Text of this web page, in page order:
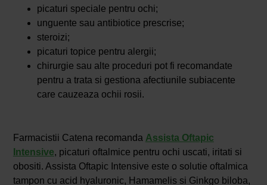
picaturi speciale pentru ochi;
unguente sau antibiotice prescrise;
steroizi;
picaturi topice pentru alergii;
chirurgie sau alte proceduri pot fi recomandate
pentru a trata si gestiona afectiunile subiacente
care cauzeaza ochii rosii.
Farmacistii Catena recomanda Assista Oftapic
Intensive, picaturi oftalmice pentru ochi uscati, iritati si
obositi. Assista Oftapic Intensive este o solutie oftalmica
tampon cu acid hyaluronic, Hamamelis si Ginkgo biloba,